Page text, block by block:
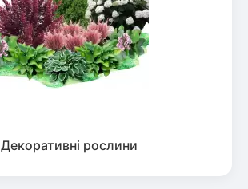
Декоративні рослини